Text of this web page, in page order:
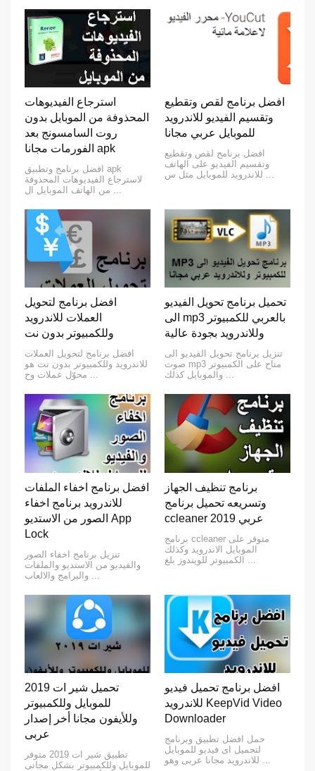
استرجاع الفيديوهات
المحذوفة من الموبايل بدون
روت السامسونج بعد
الفورمات مجانا apk
افضل برنامج وتطبيق apk
لاسترجاع الفيديوهات المحذوفة
من الهاتف الموبايل ال ...
افضل برنامج لقص وتقطيع
وتقسيم الفيديو للاندرويد
للموبايل عربي مجانا
افضل برنامج لقص وتقطيع
وتقسيم الفيديو على الهاتف
للاندرويد للموبايل مثل س ...
افضل برنامج لتحويل
العملات للاندرويد
وللكمبيوتر بدون نت
افضل برنامج لتحويل العملات
للاندرويد وللكمبيوتر بدون نت هو
محوّل عملات وح ...
تحميل برنامج تحويل الفيديو
الى mp3 بالعربي للكمبيوتر
وللاندرويد بجودة عالية
تنزيل برنامج تحويل الفيديو الى
صوت mp3 متاح على الكمبيوتر
والموبايل كذلك ...
افضل برنامج اخفاء الملفات
للاندرويد برنامج اخفاء
الصور من الاستديو App
Lock
تنزيل برنامج اخفاء الصور
والفيديو من الاستديو والملفات
برنامج تنظيف الجهاز
وتسريعه تحميل برنامج
ccleaner عربي 2019
برنامج ccleaner متوفر على
الموبايل الاندرويد وكذلك
تحميل شير ات 2019
للموبايل وللكمبيوتر
وللأيفون مجانا أخر إصدار
عربى
تطبيق شير ات 2019 متوفر
للموبايل وللكمبيوتر بشكل مجانى
افضل برنامج تحميل فيديو
للاندرويد KeepVid Video
Downloader
حمل افضل تطبيق وبرنامج
لتحميل اى فيديو للموبايل